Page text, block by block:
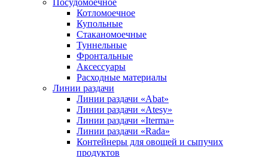
Посудомоечное
Котломоечное
Купольные
Стаканомоечные
Туннельные
Фронтальные
Аксессуары
Расходные материалы
Линии раздачи
Линии раздачи «Abat»
Линии раздачи «Atesy»
Линии раздачи «Iterma»
Линии раздачи «Rada»
Контейнеры для овощей и сыпучих
продуктов